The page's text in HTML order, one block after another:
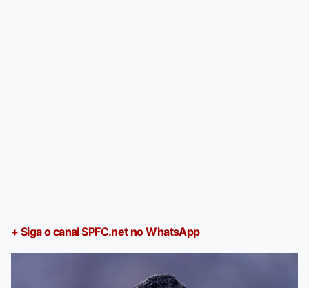
+ Siga o canal SPFC.net no WhatsApp